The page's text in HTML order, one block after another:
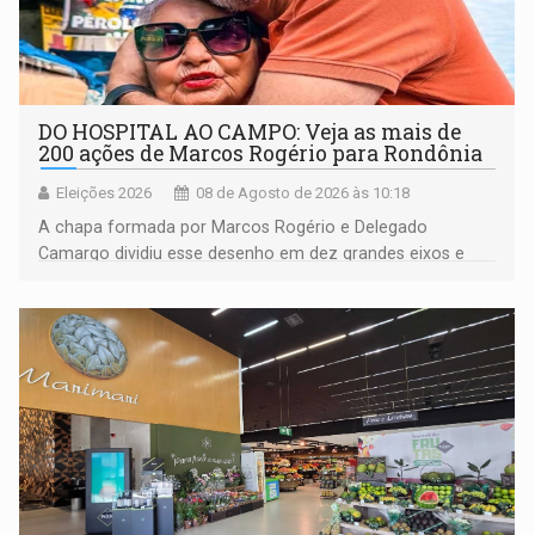
DO HOSPITAL AO CAMPO: Veja as mais de
200 ações de Marcos Rogério para Rondônia
Eleições 2026 08 de Agosto de 2026 às 10:18
A chapa formada por Marcos Rogério e Delegado
Camargo dividiu esse desenho em dez grandes eixos e